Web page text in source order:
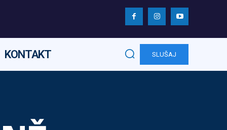
KONTAKT SLUŠAJ